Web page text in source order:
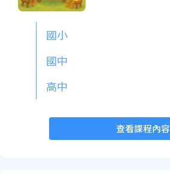
國小
國中
高中
查看課程內容